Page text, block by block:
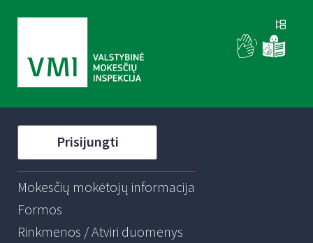
Prisijungti
Mokesčių mokėtojų informacija
Formos
Rinkmenos / Atviri duomenys